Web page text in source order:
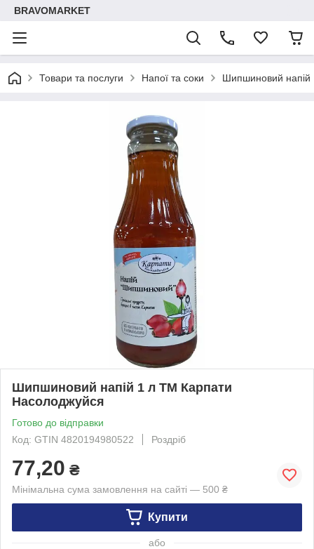
BRAVOMARKET
Товари та послуги Напої та соки Шипшиновий
Шипшиновий напій 1 л ТМ Карпати
Насолоджуйся
Готово до відправки
Код: GTIN 4820194980522
Роздріб
77,20 ₴
Мінімальна сума замовлення на сайті — 500 ₴
Купити
або